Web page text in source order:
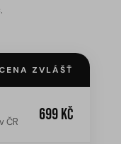
CENA ZVLÁŠŤ
ČR 699 Kč